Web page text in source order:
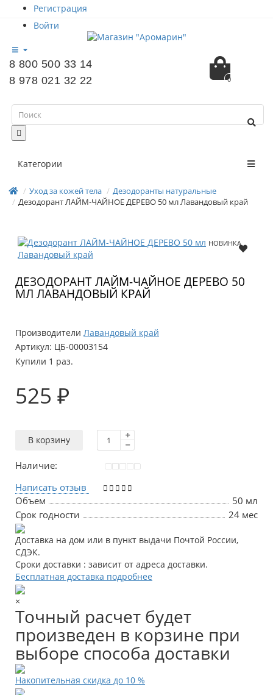
Регистрация
Войти
8 800 500 33 14
8 978 021 32 22
0
Категории
Уход за кожей тела
Дезодоранты натуральные
Дезодорант ЛАЙМ-ЧАЙНОЕ ДЕРЕВО 50 мл Лавандовый край
НОВИНКА
ДЕЗОДОРАНТ ЛАЙМ-ЧАЙНОЕ ДЕРЕВО 50
МЛ ЛАВАНДОВЫЙ КРАЙ
Производители Лавандовый край
Артикул: ЦБ-00003154
Купили 1 раз.
525 ₽
В корзину
Наличие:
Написать отзыв
Объем
50 мл
Срок годности
24 мес
Доставка на дом или в пункт выдачи Почтой России,
СДЭК.
Сроки доставки : зависит от адреса доставки.
Бесплатная доставка подробнее
×
Точный расчет будет
произведен в корзине при
выборе способа доставки
Накопительная скидка до 10 %